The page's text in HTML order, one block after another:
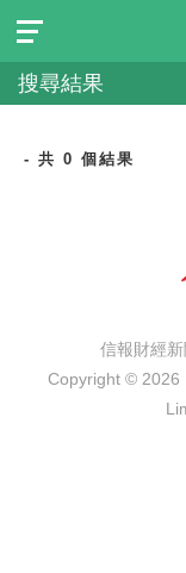
搜尋結果
- 共 0 個結果
信報財經新
Copyright © 2026